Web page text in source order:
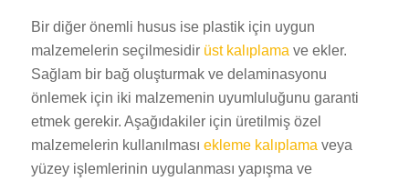
Bir diğer önemli husus ise plastik için uygun
malzemelerin seçilmesidir üst kalıplama ve ekler.
Sağlam bir bağ oluşturmak ve delaminasyonu
önlemek için iki malzemenin uyumluluğunu garanti
etmek gerekir. Aşağıdakiler için üretilmiş özel
malzemelerin kullanılması ekleme kalıplama veya
yüzey işlemlerinin uygulanması yapışma ve